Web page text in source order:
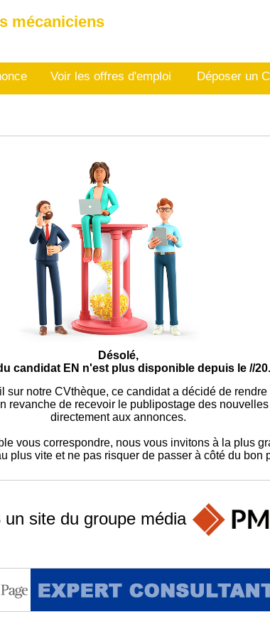
mécaniciens
Voir les offres d'emploi Déposer un
Désolé,
candidat EN n'est plus disponible depuis le //
sur notre CVthèque, ce candidat a décidé de
revanche de recevoir le publipostage des
directement aux annonces.
vous correspondre, nous vous invitons à la plus
plus vite et ne pas risquer de passer à côté du bon
un site du groupe média